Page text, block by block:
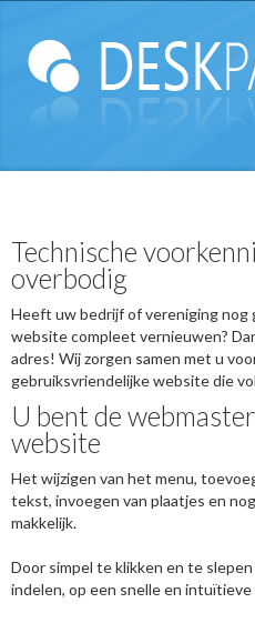
Portfolio
Contact
Privacy
Technische
overbodig
Heeft uw bedrijf of vereniging
website compleet vernieuwen?
adres! Wij zorgen samen met u
gebruiksvriendelijke website die
U bent de
website
Het wijzigen van het menu,
tekst, invoegen van plaatjes en
makkelijk.
Door simpel te klikken en te
indelen, op een snelle en